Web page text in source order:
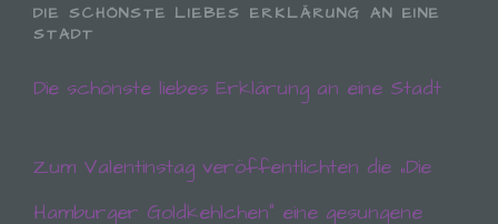
DIE SCHÖNSTE LIEBES ERKLÄRUNG AN EINE
STADT
Die schönste liebes Erklärung an eine Stadt
Zum Valentinstag veröffentlichten die „Die
Hamburger Goldkehlchen“ eine gesungene